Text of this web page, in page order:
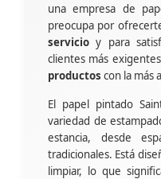
una empresa de
preocupa por
servicio y para
clientes más
productos con la más
El papel pintado
variedad de
estancia, desde
tradicionales. Está
limpiar, lo que